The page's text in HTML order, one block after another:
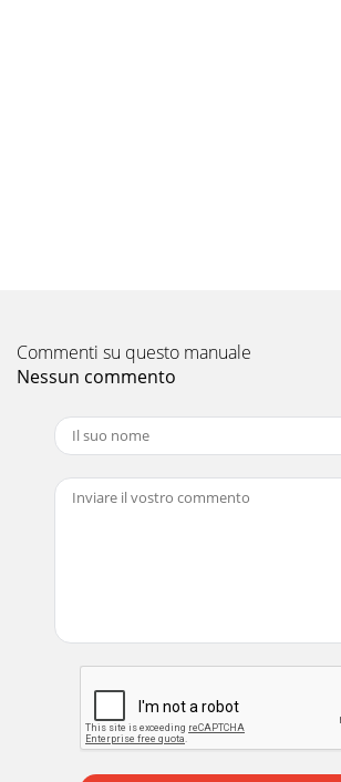
Commenti su questo manuale
Nessun commento